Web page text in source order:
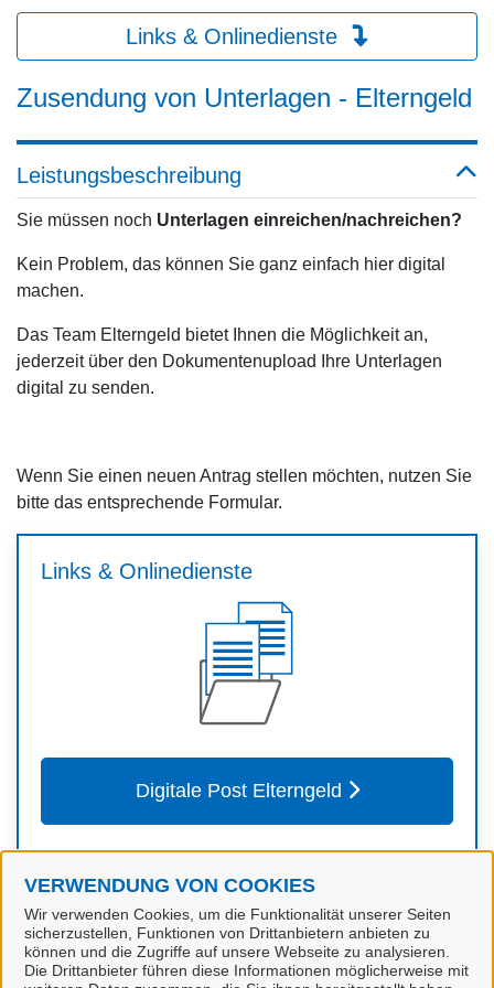
VERWENDUNG VON COOKIES
Wir verwenden Cookies, um die Funktionalität unserer Seiten
sicherzustellen, Funktionen von Drittanbietern anbieten zu
können und die Zugriffe auf unsere Webseite zu analysieren.
Die Drittanbieter führen diese Informationen möglicherweise mit
Links & Onlinedienste
Zusendung von Unterlagen - Elterngeld
Leistungsbeschreibung
Sie müssen noch Unterlagen einreichen/nachreichen?
Kein Problem, das können Sie ganz einfach hier digital
machen.
Das Team Elterngeld bietet Ihnen die Möglichkeit an,
jederzeit über den Dokumentenupload Ihre Unterlagen
digital zu senden.
Wenn Sie einen neuen Antrag stellen möchten, nutzen Sie
bitte das entsprechende Formular.
Links & Onlinedienste
Digitale Post Elterngeld
Verwandte Dienstleistungen